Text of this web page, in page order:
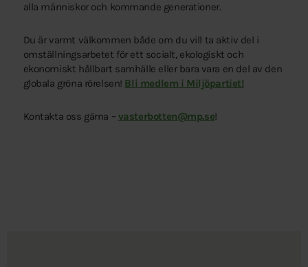
alla människor och kommande generationer.
Du är varmt välkommen både om du vill ta aktiv del i
omställningsarbetet för ett socialt, ekologiskt och
ekonomiskt hållbart samhälle eller bara vara en del av den
globala gröna rörelsen! Bli medlem i Miljöpartiet!
Kontakta oss gärna – vasterbotten@mp.se!